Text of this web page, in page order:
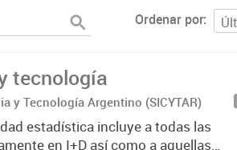
Ordenar por
tecnología
y Tecnología Argentino (SICYTAR)
estadística incluye a todas las
en I+D así como a aquellas